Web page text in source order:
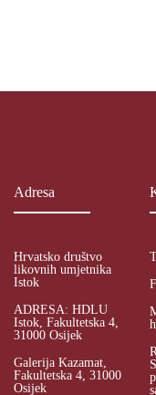
Adresa
Hrvatsko društvo
likovnih umjetnika
Istok
ADRESA: HDLU
Istok, Fakultetska 4,
31000 Osijek
Galerija Kazamat,
Fakultetska 4, 31000
Osijek